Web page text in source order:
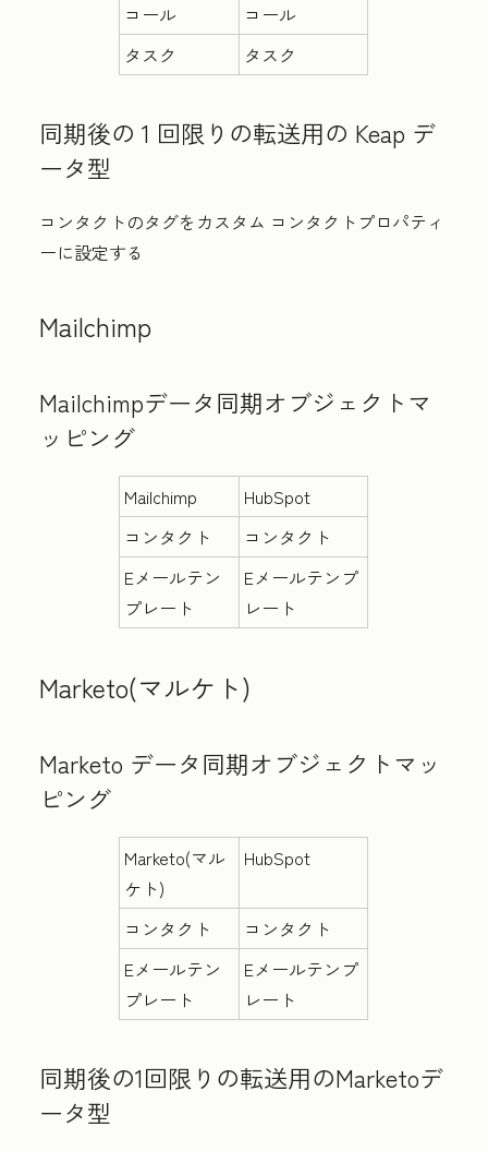
コール
コール
タスク
タスク
同期後の 1 回限りの転送用の Keap デ
ータ型
コンタクトのタグをカスタム コンタクトプロパティ
ーに設定する
Mailchimp
Mailchimpデータ同期オブジェクトマ
ッピング
Mailchimp
HubSpot
コンタクト
コンタクト
Eメールテン
プレート
Eメールテンプ
レート
Marketo(マルケト)
Marketo データ同期オブジェクトマッ
ピング
Marketo(マル
ケト)
HubSpot
コンタクト
コンタクト
Eメールテン
プレート
Eメールテンプ
レート
同期後の1回限りの転送用のMarketoデ
ータ型